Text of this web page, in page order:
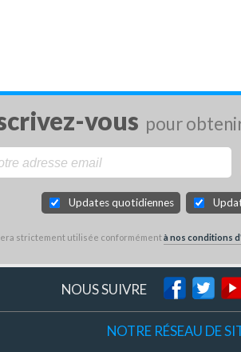
vous pour
Updates quotidiennes
strictement utilisée conformémentà nos conditions
NOUS SUIVRE
NOTRE RÉSEAU DE